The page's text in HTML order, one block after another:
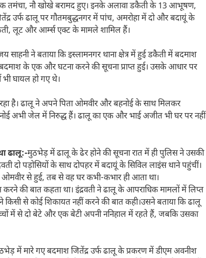
तमंचा, नौ खोखे बरामद हुए। इनके अलावा डकैती के 13 आभूषण,
उर्फ ढालू पर गौतमबुद्धनगर में पांच, अमरोहा में दो और बदायूं के
लूट और आर्म्स एक्ट के मामले शामिल हैं।
ने बताया कि इस्लामनगर थाना क्षेत्र में हुई डकैती में बदमाश
बदमाश के एक और घटना करने की सूचना प्राप्त हुई। उसके आधार पर
भी घायल हो गए थे।
है। ढालू ने अपने पिता ओमवीर और बहनोई के साथ मिलकर
अभी जेल में निरुद्ध हैं। ढालू का एक और भाई अजीत भी घर पर नहीं
ढालू:-मुठभेड़ में ढालू के ढेर होने की सूचना रात में ही पुलिस ने उसकी
दो पड़ोसियों के साथ दोपहर में बदायूं के सिविल लाइंस थाने पहुंचीं।
ओमवीर से हुई, तब से वह घर कभी-कभार ही आता था।
की बात कहता था। इंद्रवती ने ढालू के आपराधिक मामलों में लिप्त
किसी से कोई शिकायत नहीं करने की बात कही।उसने बताया कि ढालू
में से दो बेटे और एक बेटी अपनी ननिहाल में रहते हैं, जबकि उसका
में मारे गए बदमाश जितेंद्र उर्फ ढालू के प्रकरण में डीएम अवनीश